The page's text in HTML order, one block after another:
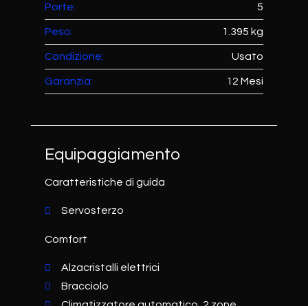
Porte: 5
Peso: 1.395 kg
Condizione: Usato
Garanzia: 12 Mesi
Equipaggiamento
Caratteristiche di guida
Servosterzo
Comfort
Alzacristalli elettrici
Bracciolo